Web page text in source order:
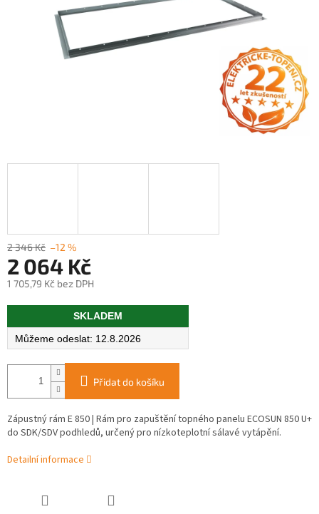
2 346 Kč –12 %
2 064 Kč
1 705,79 Kč bez DPH
Měrná
SKLADEM
12.8.2026
Přidat do košíku
Zápustný rám E 850 | Rám pro zapuštění topného panelu ECOSUN 850 U+
do SDK/SDV podhledů, určený pro nízkoteplotní sálavé vytápění.
Detailní informace